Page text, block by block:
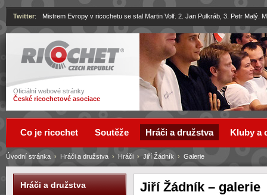
Ricochet
Oficiální webové stránky
České ricochetové asociace
Twitter: Mistrem Evropy v ricochetu se stal Martin Volf. 2. Jan Pulkráb, 3. Petr Malý.
Jiří Žádník – galerie
Úvodní stránka › Hráči a družstva › Hráči › Jiří Žádník › Galerie
Co je ricochet Soutěže Hráči a družstva Kluby a
Hráči a družstva